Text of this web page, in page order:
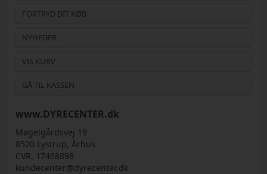
FORTRYD DIT KØB
NYHEDER
VIS KURV
GÅ TIL KASSEN
www.DYRECENTER.dk
Møgelgårdsvej 19
8520 Lystrup, Århus
CVR. 17468898
kundecenter@dyrecenter.dk